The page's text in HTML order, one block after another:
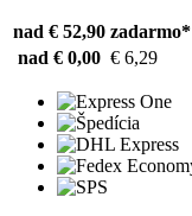
nad € 52,90 zadarmo*
nad € 0,00 € 6,29